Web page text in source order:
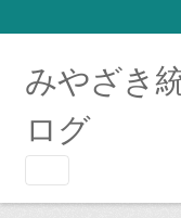
みやざき
ログ